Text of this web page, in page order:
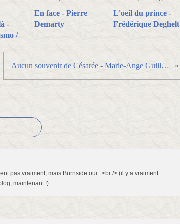
-
/
En face - Pierre
Demarty
L'oeil du prince -
Frédérique Deghelt
Aucun souvenir de Césarée - Marie-Ange Guillaume
pas vraiment, mais Burnside oui...<br /> (il y a vraiment
maintenant !)